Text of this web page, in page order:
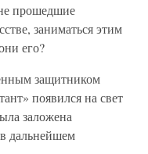
прошедшие
заниматься этим
его?
защитником
появился на свет
заложена
дальнейшем